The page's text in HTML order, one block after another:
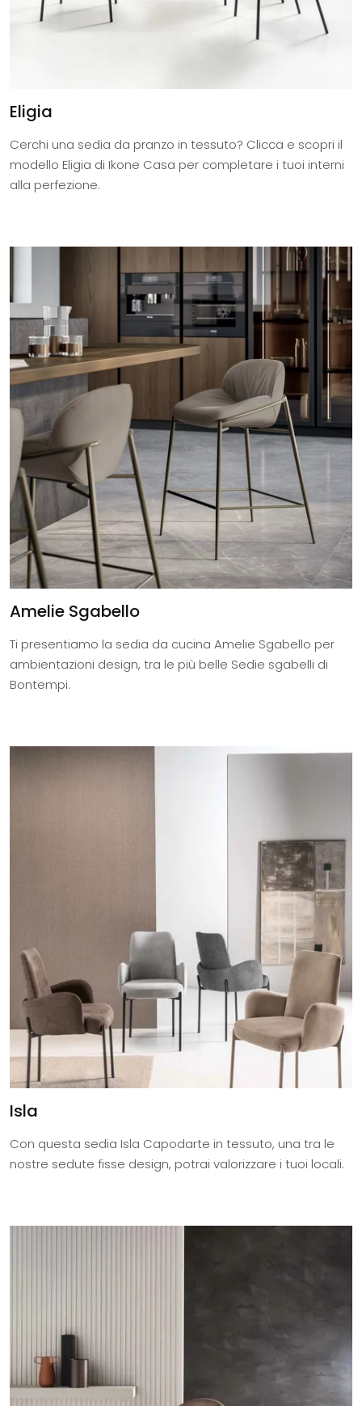
Eligia
Cerchi una sedia da pranzo in tessuto? Clicca e scopri il
modello Eligia di Ikone Casa per completare i tuoi interni
alla perfezione.
Amelie Sgabello
Ti presentiamo la sedia da cucina Amelie Sgabello per
ambientazioni design, tra le più belle Sedie sgabelli di
Bontempi.
Isla
Con questa sedia Isla Capodarte in tessuto, una tra le
nostre sedute fisse design, potrai valorizzare i tuoi locali.